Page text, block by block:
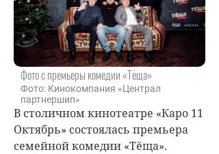
Фото с премьеры комедии «Тёща»
Фото: Кинокомпания «Централ
партнершип»
В столичном кинотеатре «Каро 11
Октябрь» состоялась премьера
семейной комедии «Тёща».